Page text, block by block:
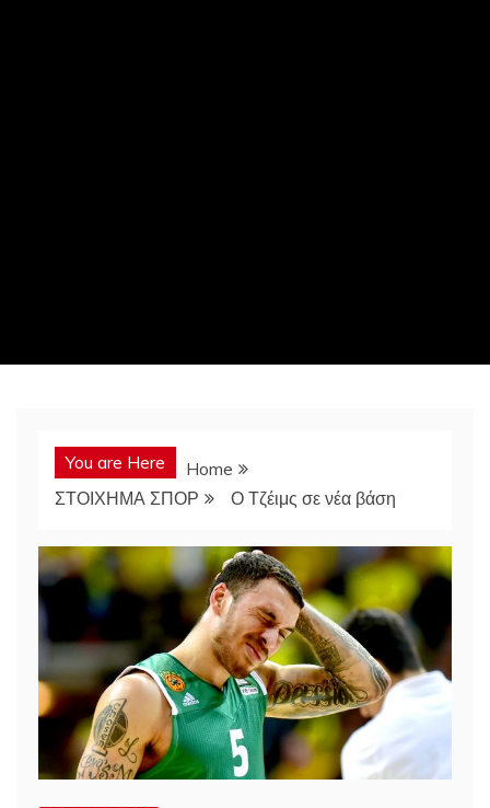
You are Here
Home
ΣΤΟΙΧΗΜΑ ΣΠΟΡ
Ο Τζέιμς σε νέα βάση